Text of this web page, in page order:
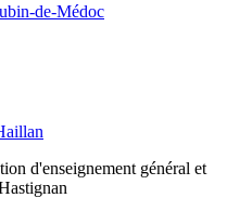
de-Médoc
d'enseignement général et